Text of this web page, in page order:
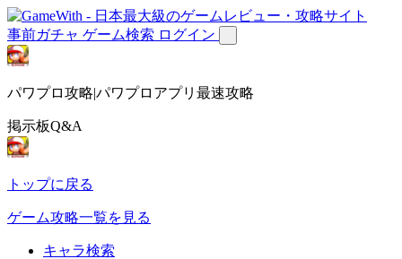
事前ガチャ ゲーム検索 ログイン
パワプロ攻略|パワプロアプリ最速攻略
掲示板Q&A
トップに戻る
ゲーム攻略一覧を見る
キャラ検索